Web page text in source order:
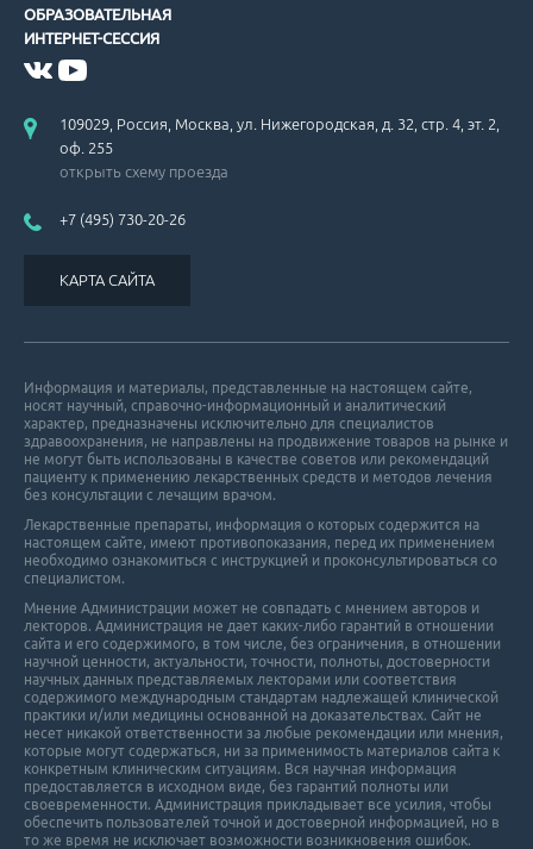
Проблемы гиполипидемической терапии.
Роль стентирования коронарных артерий у больных со
Факторы, влияющие на выбор оптимального гипотензивного
Органопротекция при артериальной гипертензии с точки
ОБРАЗОВАТЕЛЬНАЯ
ИНТЕРНЕТ-СЕССИЯ
109029, Россия, Москва, ул. Нижегородская, д. 32, стр. 4, эт. 2,
оф. 255
открыть схему проезда
+7 (495) 730-20-26
КАРТА САЙТА
Информация и материалы, представленные на настоящем сайте,
носят научный, справочно-информационный и аналитический
характер, предназначены исключительно для специалистов
здравоохранения, не направлены на продвижение товаров на рынке и
не могут быть использованы в качестве советов или рекомендаций
пациенту к применению лекарственных средств и методов лечения
без консультации с лечащим врачом.
Лекарственные препараты, информация о которых содержится на
настоящем сайте, имеют противопоказания, перед их применением
необходимо ознакомиться с инструкцией и проконсультироваться со
специалистом.
Мнение Администрации может не совпадать с мнением авторов и
лекторов. Администрация не дает каких-либо гарантий в отношении
cайта и его cодержимого, в том числе, без ограничения, в отношении
научной ценности, актуальности, точности, полноты, достоверности
научных данных представляемых лекторами или соответствия
содержимого международным стандартам надлежащей клинической
практики и/или медицины основанной на доказательствах. Сайт не
несет никакой ответственности за любые рекомендации или мнения,
которые могут содержаться, ни за применимость материалов сайта к
конкретным клиническим ситуациям. Вся научная информация
предоставляется в исходном виде, без гарантий полноты или
своевременности. Администрация прикладывает все усилия, чтобы
обеспечить пользователей точной и достоверной информацией, но в
то же время не исключает возможности возникновения ошибок.